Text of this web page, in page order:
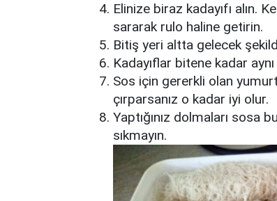
Elinize biraz kadayıfı alın.
sararak rulo haline getirin.
Bitiş yeri altta gelecek
Kadayıflar bitene kadar
Sos için gererkli olan
çırparsanız o kadar iyi olur.
Yaptığınız dolmaları sosa
sıkmayın.